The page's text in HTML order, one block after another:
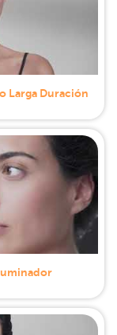
Larga Duración